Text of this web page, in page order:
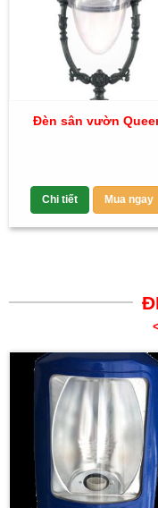
Đèn sân vườn
Chi tiết Mua ngay